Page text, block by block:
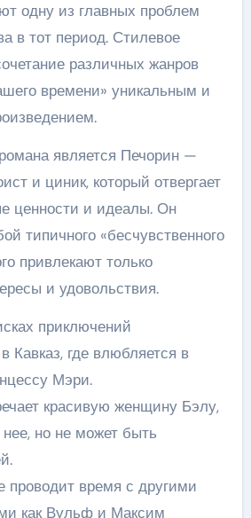
одну из главных проблем
в тот период. Стилевое
различных жанров
времени» уникальным и
является Печорин —
и циник, который отвергает
ценности и идеалы. Он
типичного «бесчувственного
привлекают только
и удовольствия.
приключений
Кавказ, где влюбляется в
Мэри.
красивую женщину Бэлу,
но не может быть
проводит время с другими
как Вульф и Максим